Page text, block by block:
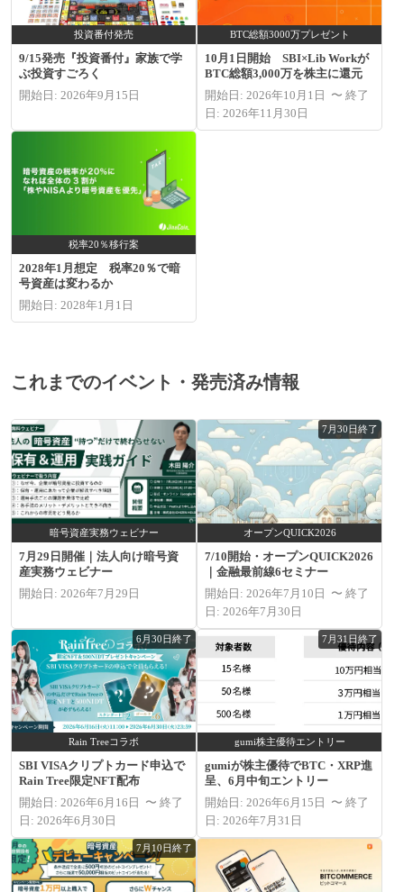
投資番付発売
9/15発売『投資番付』家族で学
ぶ投資すごろく
開始日: 2026年9月15日
BTC総額3000万プレゼント
10月1日開始 SBI×Lib Workが
BTC総額3,000万を株主に還元
開始日: 2026年10月1日 〜 終了
日: 2026年11月30日
税率20％移行案
2028年1月想定 税率20％で暗
号資産は変わるか
開始日: 2028年1月1日
これまでのイベント・発売済み情報
暗号資産実務ウェビナー
7月29日開催｜法人向け暗号資
産実務ウェビナー
開始日: 2026年7月29日
7月30日終了
オープンQUICK2026
7/10開始・オープンQUICK2026
｜金融最前線6セミナー
開始日: 2026年7月10日 〜 終了
日: 2026年7月30日
6月30日終了
Rain Treeコラボ
SBI VISAクリプトカード申込で
Rain Tree限定NFT配布
開始日: 2026年6月16日 〜 終了
日: 2026年6月30日
7月31日終了
gumi株主優待エントリー
gumiが株主優待でBTC・XRP進
呈、6月中旬エントリー
開始日: 2026年6月15日 〜 終了
日: 2026年7月31日
7月10日終了